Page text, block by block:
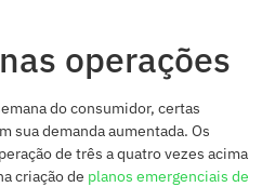
operações
do consumidor, certas
sua demanda aumentada. Os
de três a quatro vezes acima
criação de planos emergenciais de